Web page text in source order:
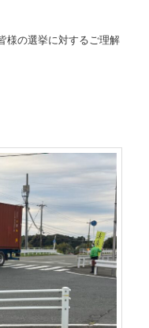
様の選挙に対するご理解